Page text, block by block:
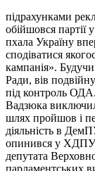
підрахунками
обійшовся партії
пхала Україну
сподіватися
кампанія». Будучи
Ради, вів
під контроль
Вадзюка
шлях пройшов і
діяльність в
опинився у ХДПУ
депутата